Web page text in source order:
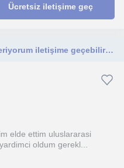
Ücretsiz iletişime geç
Uygun fiyatlı Türkçe özel ders veriyorum iletişime geçebilirsiniz
elde ettim uluslararasi
oldum gerekl...